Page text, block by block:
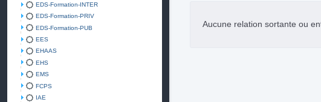
EDS-Formation-INTER
EDS-Formation-PRIV
EDS-Formation-PUB
EES
EHAAS
EHS
EMS
FCPS
IAE
Aucune relation sortante ou